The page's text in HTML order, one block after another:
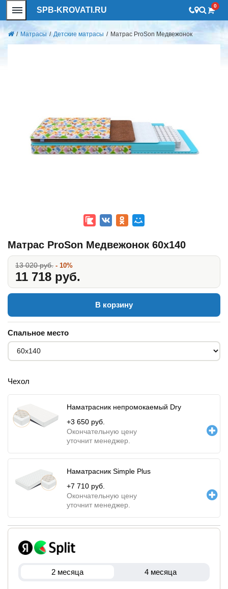
SPB-KROVATI.RU 0
/ Матрасы / Детские матрасы / Матрас ProSon Медвежонок
Матрас ProSon Медвежонок 60x140
13 020 руб. - 10%
11 718 руб.
В корзину
Спальное место
Чехол
Наматрасник непромокаемый Dry
+3 650 руб.
Окончательную цену
уточнит менеджер.
Наматрасник Simple Plus
+7 710 руб.
Окончательную цену
уточнит менеджер.
2 месяца 4 месяца